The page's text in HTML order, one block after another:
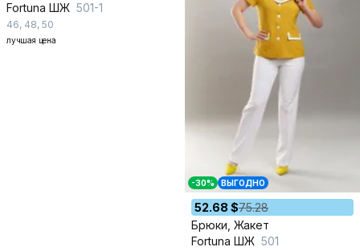
Fortuna ШЖ 501-1
46, 48, 50
лучшая цена
-30% ВЫГОДНО
52.68 $75.28
Брюки, Жакет
Fortuna ШЖ 501